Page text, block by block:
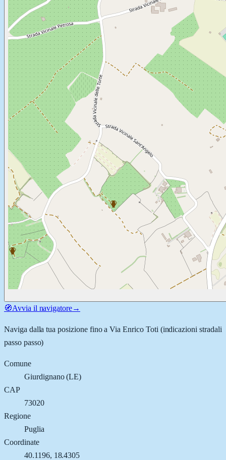
🧭Avvia il navigatore→
Naviga dalla tua posizione fino aVia Enrico Toti (indicazioni stradali
passo passo)
Comune
Giurdignano(LE)
CAP
73020
Regione
Puglia
Coordinate
40.1196, 18.4305